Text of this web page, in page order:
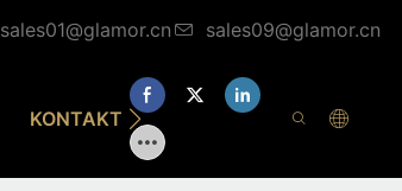
sales01@glamor.cn sales09@glamor.cn
KONTAKTIRAJTE NAS